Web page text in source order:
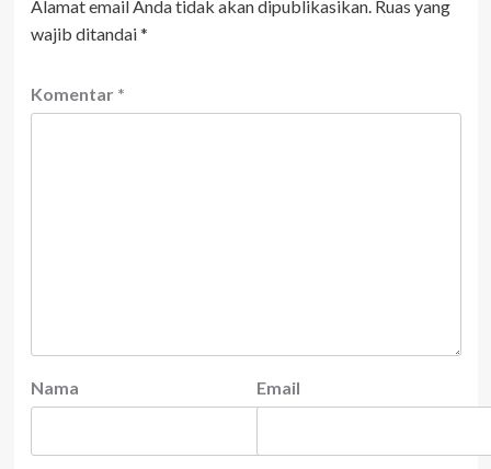
Alamat email Anda tidak akan dipublikasikan. Ruas yang
wajib ditandai*
Komentar *
Nama Email